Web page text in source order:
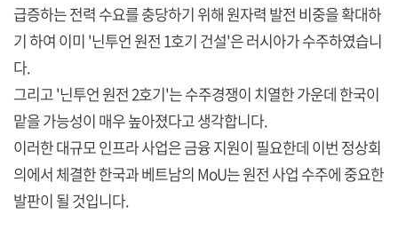
급증하는 전력 수요를 충당하기 위해 원자력 발전 비중을 확대하
기 하여 이미 '닌투언 원전 1호기 건설'은 러시아가 수주하였습니
다.
그리고 '닌투언 원전 2호기'는 수주경쟁이 치열한 가운데 한국이
맡을 가능성이 매우 높아졌다고 생각합니다.
이러한 대규모 인프라 사업은 금융 지원이 필요한데 이번 정상회
의에서 체결한 한국과 베트남의 MoU는 원전 사업 수주에 중요한
발판이 될 것입니다.